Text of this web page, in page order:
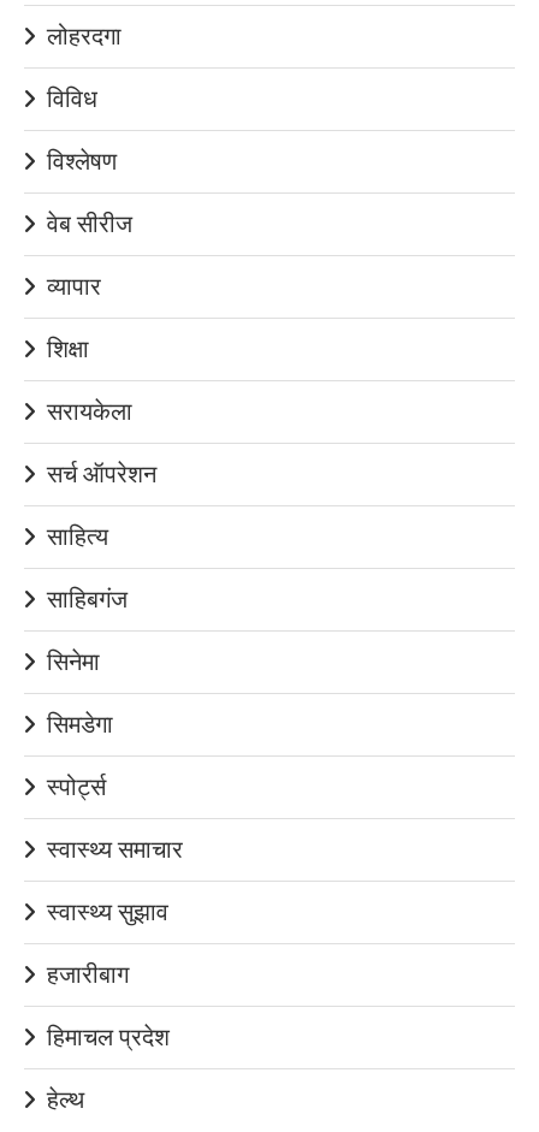
लोहरदगा
विविध
विश्लेषण
वेब सीरीज
व्यापार
शिक्षा
सरायकेला
सर्च ऑपरेशन
साहित्य
साहिबगंज
सिनेमा
सिमडेगा
स्पोर्ट्स
स्वास्थ्य समाचार
स्वास्थ्य सुझाव
हजारीबाग
हिमाचल प्रदेश
हेल्थ